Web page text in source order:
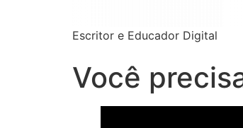
Escritor e Educador Digital
Você